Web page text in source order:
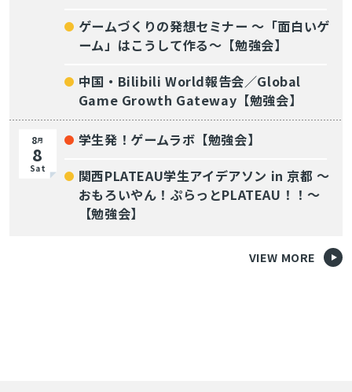
ゲームづくりの発想セミナー ～「面白いゲ
ーム」はこうして作る～【勉強会】
中国・Bilibili World報告会／Global
Game Growth Gateway【勉強会】
8月
8
Sat
学生発！ゲームラボ【勉強会】
関西PLATEAU学生アイデアソン in 京都 〜
おもろいやん！ぷらっとPLATEAU！！〜
【勉強会】
VIEW MORE